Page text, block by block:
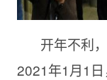
开年不利
2021年1月1